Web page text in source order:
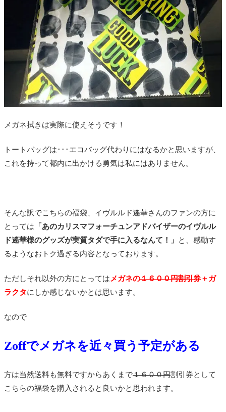
メガネ拭きは実際に使えそうです！
トートバッグは･･･エコバッグ代わりにはなるかと思いますが、
これを持って都内に出かける勇気は私にはありません。
そんな訳でこちらの福袋、イヴルルド遙華さんのファンの方に
とっては 「あのカリスマフォーチュンアドバイザーのイヴルル
ド遙華様のグッズが実質タダで手に入るなんて！」
と、感動す
るようなおトク過ぎる内容となっております。
ただしそれ以外の方にとっては メガネの１６００円割引券＋ガ
ラクタにしか感じないかとは思います。
なので
Zoffでメガネを近々買う予定がある
方は当然送料も無料ですからあくまで１６００円割引券として
こちらの福袋を購入されると良いかと思われます。